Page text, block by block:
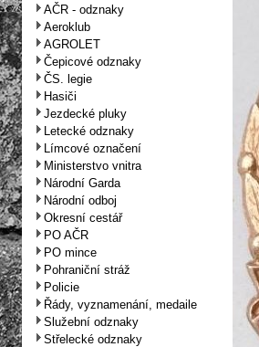
AČR - odznaky
Aeroklub
AGROLET
Čepicové odznaky
ČS. legie
Hasiči
Jezdecké pluky
Letecké odznaky
Límcové označení
Ministerstvo vnitra
Národní Garda
Národní odboj
Okresní cestář
PO AČR
PO mince
Pohraniční stráž
Policie
Řády, vyznamenání, medaile
Služební odznaky
Střelecké odznaky